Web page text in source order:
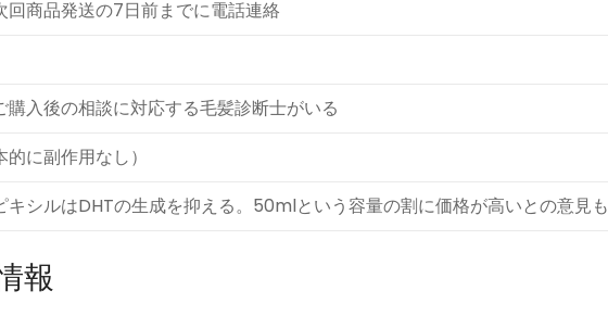
回商品発送の7日前までに電話連絡
購入後の相談に対応する毛髪診断士がいる
に副作用なし）
キシルはDHTの生成を抑える。50mlという容量の割に価格が高いとの意見も
報